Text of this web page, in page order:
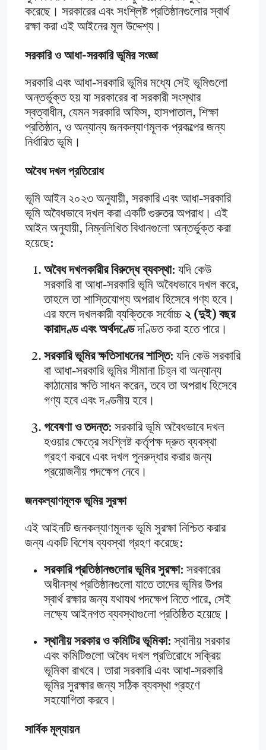
করেছে। সরকারের এবং সংশ্লিষ্ট প্রতিষ্ঠানগুলোর স্বার্থ
রক্ষা করা এই আইনের মূল উদ্দেশ্য।
সরকারি ও আধা-সরকারি ভূমির সংজ্ঞা
সরকারি এবং আধা-সরকারি ভূমির মধ্যে সেই ভূমিগুলো
অন্তর্ভুক্ত হয় যা সরকারের বা সরকারী সংস্থার
স্বত্বাধীন, যেমন সরকারি অফিস, হাসপাতাল, শিক্ষা
প্রতিষ্ঠান, ও অন্যান্য জনকল্যাণমূলক প্রকল্পের জন্য
নির্ধারিত ভূমি।
অবৈধ দখল প্রতিরোধ
ভূমি আইন ২০২৩ অনুযায়ী, সরকারি এবং আধা-সরকারি
ভূমি অবৈধভাবে দখল করা একটি গুরুতর অপরাধ। এই
আইন অনুযায়ী, নিম্নলিখিত বিধানগুলো অন্তর্ভুক্ত করা
হয়েছে:
অবৈধ দখলকারীর বিরুদ্ধে ব্যবস্থা: যদি কেউ
সরকারি বা আধা-সরকারি ভূমি অবৈধভাবে দখল করে,
তাহলে তা শাস্তিযোগ্য অপরাধ হিসেবে গণ্য হবে।
এর ফলে দখলকারী ব্যক্তিকে সর্বোচ্চ ২ (দুই) বছর
কারাদণ্ড এবং অর্থদণ্ডেদণ্ডিত করা হতে পারে।
সরকারি ভূমির ক্ষতিসাধনের শাস্তি: যদি কেউ সরকারি
বা আধা-সরকারি ভূমির সীমানা চিহ্ন বা অন্যান্য
কাঠামোর ক্ষতি সাধন করেন, তবে তা অপরাধ হিসেবে
গণ্য হবে এবং দণ্ডনীয় হবে।
গবেষণা ও তদন্ত: সরকারি ভূমি অবৈধভাবে দখল
হওয়ার ক্ষেত্রে সংশ্লিষ্ট কর্তৃপক্ষ দ্রুত ব্যবস্থা
গ্রহণ করবে এবং দখল পুনরুদ্ধার করার জন্য
প্রয়োজনীয় পদক্ষেপ নেবে।
জনকল্যাণমূলক ভূমির সুরক্ষা
এই আইনটি জনকল্যাণমূলক ভূমি সুরক্ষা নিশ্চিত করার
জন্য একটি বিশেষ ব্যবস্থা গ্রহণ করেছে:
সরকারি প্রতিষ্ঠানগুলোর ভূমির সুরক্ষা: সরকারের
অধীনস্থ প্রতিষ্ঠানগুলো যাতে তাদের ভূমির উপর
স্বার্থ রক্ষার জন্য যথাযথ পদক্ষেপ নিতে পারে, সেই
লক্ষ্যে আইনগত ব্যবস্থাগুলো প্রতিষ্ঠিত হয়েছে।
স্থানীয় সরকার ও কমিটির ভূমিকা: স্থানীয় সরকার
এবং কমিটিগুলো অবৈধ দখল প্রতিরোধে সক্রিয়
ভূমিকা রাখবে। তারা সরকারি এবং আধা-সরকারি
ভূমির সুরক্ষার জন্য সঠিক ব্যবস্থা গ্রহণে
সহযোগিতা করবে।
সার্বিক মূল্যায়ন